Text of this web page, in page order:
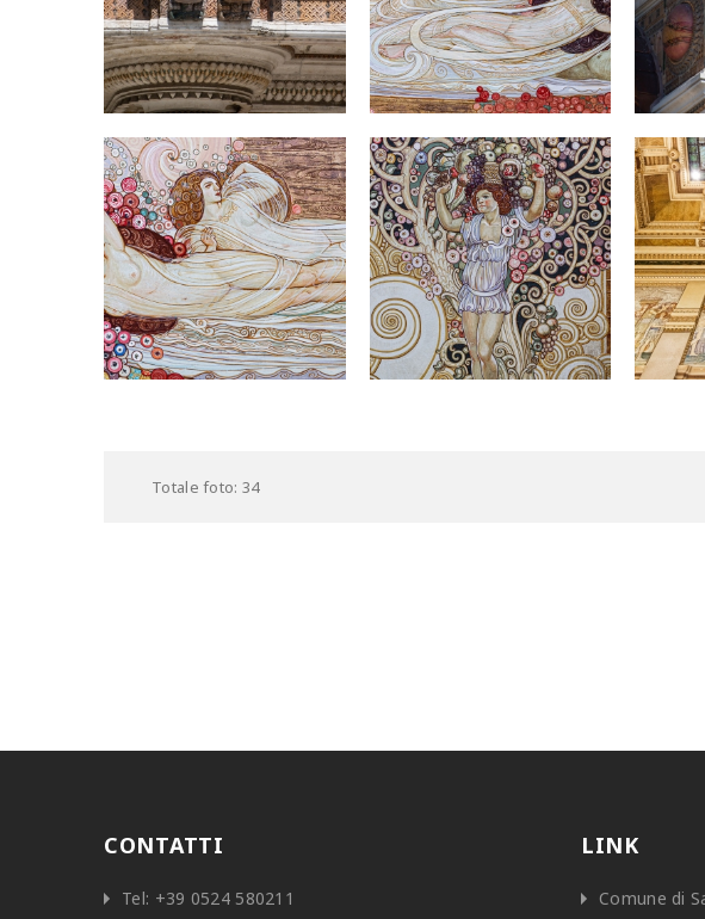
Totale foto: 34
CONTATTI
Tel: +39 0524 580211
LINK
Comune di